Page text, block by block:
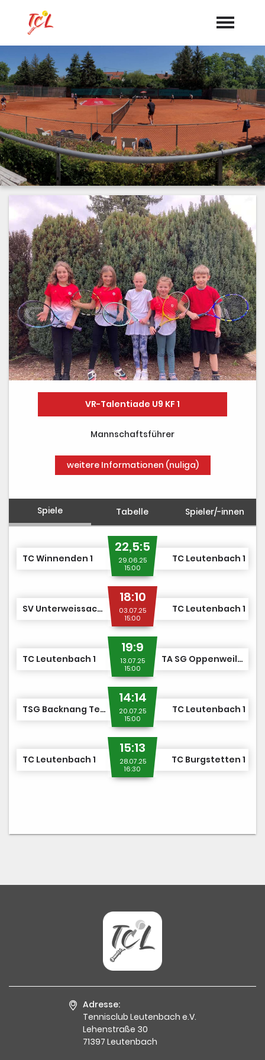
Startseite
Aktuelles
Termine
Vorstand
Dokumente
Sponsoren
Mannschaften
"Jetzt Mitglied werden"
VR-Talentiade U9 KF 1
Mannschaftsführer
weitere Informationen (nuliga)
Spiele Tabelle Spieler/-innen
TC Winnenden 1
22,5:5
29.06.25
15:00
TC Leutenbach 1
SV Unterweissach 1976 1
18:10
03.07.25
15:00
TC Leutenbach 1
TC Leutenbach 1
19:9
13.07.25
15:00
TA SG Oppenweiler-Strümpf. 1
TSG Backnang Tennis 1
14:14
20.07.25
15:00
TC Leutenbach 1
TC Leutenbach 1
15:13
28.07.25
16:30
TC Burgstetten 1
Adresse:
Tennisclub Leutenbach e.V.
Lehenstraße 30
71397 Leutenbach